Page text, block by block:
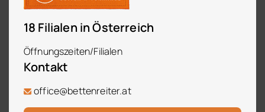
18 Filialen in Österreich
Öffnungszeiten/Filialen
Kontakt
office@bettenreiter.at